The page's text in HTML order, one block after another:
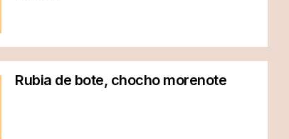
Rubia de bote, chocho morenote